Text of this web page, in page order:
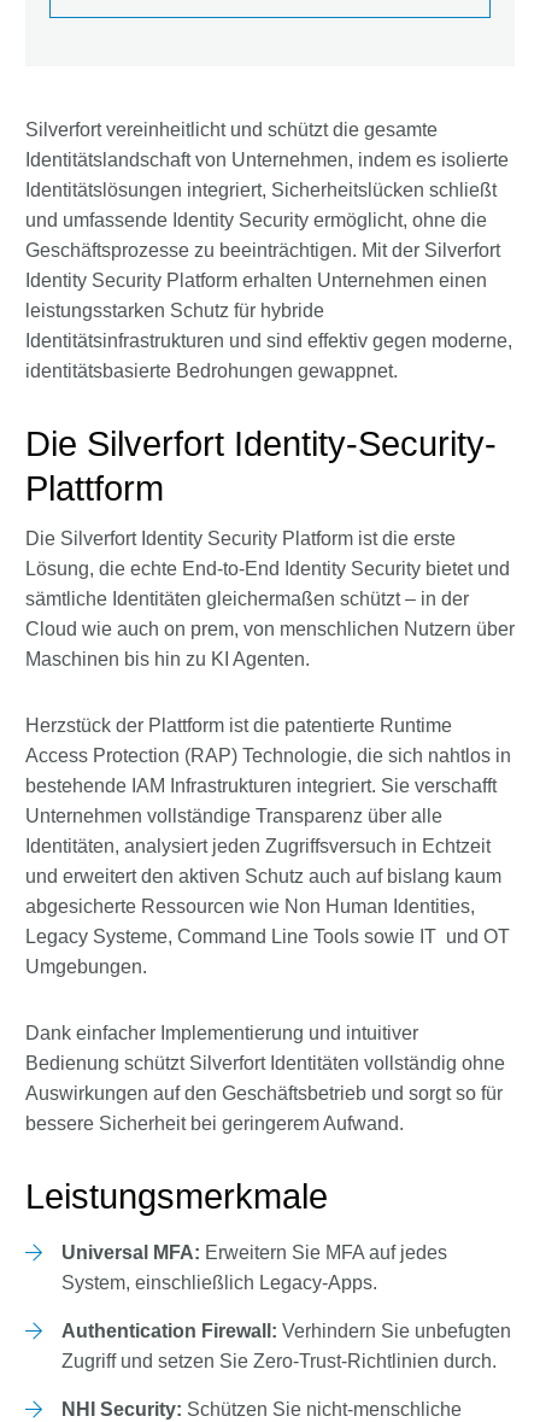
Silverfort vereinheitlicht und schützt die gesamte
Identitätslandschaft von Unternehmen, indem es isolierte
Identitätslösungen integriert, Sicherheitslücken schließt
und umfassende Identity Security ermöglicht, ohne die
Geschäftsprozesse zu beeinträchtigen. Mit der Silverfort
Identity Security Platform erhalten Unternehmen einen
leistungsstarken Schutz für hybride
Identitätsinfrastrukturen und sind effektiv gegen moderne,
identitätsbasierte Bedrohungen gewappnet.
Die Silverfort Identity-Security-
Plattform
Die Silverfort Identity Security Platform ist die erste
Lösung, die echte End-to-End Identity Security bietet und
sämtliche Identitäten gleichermaßen schützt – in der
Cloud wie auch on prem, von menschlichen Nutzern über
Maschinen bis hin zu KI Agenten.
Herzstück der Plattform ist die patentierte Runtime
Access Protection (RAP) Technologie, die sich nahtlos in
bestehende IAM Infrastrukturen integriert. Sie verschafft
Unternehmen vollständige Transparenz über alle
Identitäten, analysiert jeden Zugriffsversuch in Echtzeit
und erweitert den aktiven Schutz auch auf bislang kaum
abgesicherte Ressourcen wie Non Human Identities,
Legacy Systeme, Command Line Tools sowie IT und OT
Umgebungen.
Dank einfacher Implementierung und intuitiver
Bedienung schützt Silverfort Identitäten vollständig ohne
Auswirkungen auf den Geschäftsbetrieb und sorgt so für
bessere Sicherheit bei geringerem Aufwand.
Leistungsmerkmale
Universal MFA: Erweitern Sie MFA auf jedes
System, einschließlich Legacy-Apps.
Authentication Firewall: Verhindern Sie unbefugten
Zugriff und setzen Sie Zero-Trust-Richtlinien durch.
NHI Security: Schützen Sie nicht-menschliche